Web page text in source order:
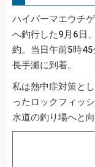
ハイパーマエウチ
へ釣行した9月6日
約。当日午前5時
長手瀬に到着。
私は熱中症対策と
ったロックフィッ
水道の釣り場へと向